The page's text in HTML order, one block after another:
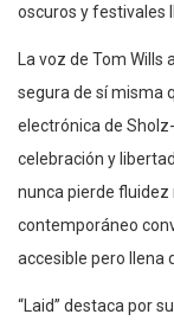
oscuros y festivales
La voz de Tom
segura de sí misma
electrónica de
celebración y
nunca pierde fluidez
contemporáneo
accesible pero llena
“Laid” destaca por